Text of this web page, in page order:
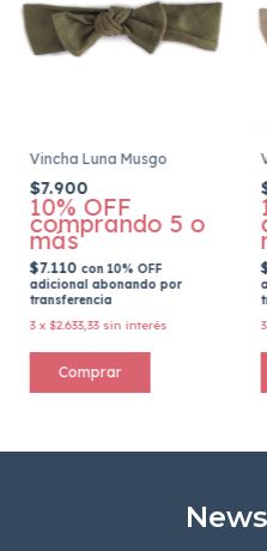
Vincha Luna Musgo
$7.900
10% OFF
comprando 5 o
más
$7.110 con 10% OFF
adicional abonando por
transferencia
3 x$2.633,33 sin interés
3